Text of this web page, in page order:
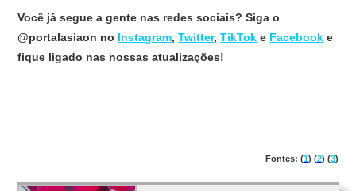
Você já segue a gente nas redes sociais? Siga o
@portalasiaon no Instagram,Twitter, TikTok e Facebook e
fique ligado nas nossas atualizações!
Fontes: (1) (2) (3)